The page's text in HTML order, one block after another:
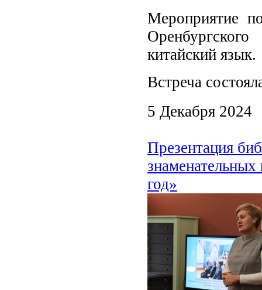
Мероприятие
китайский язык.
Встреча
5 Декабря 2024
Презентация
год»